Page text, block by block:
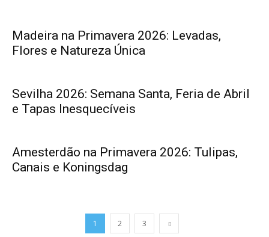
Madeira na Primavera 2026: Levadas,
Flores e Natureza Única
Sevilha 2026: Semana Santa, Feria de Abril
e Tapas Inesquecíveis
Amesterdão na Primavera 2026: Tulipas,
Canais e Koningsdag
1 2 3